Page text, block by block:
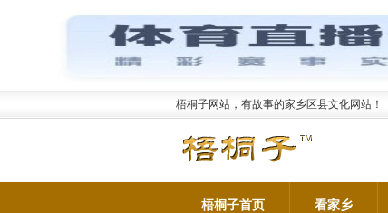
梧桐子网站，有故事的家乡区县文化网站！
梧桐子首页 看家乡